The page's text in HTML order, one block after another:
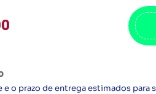
o prazo de entrega estimados para